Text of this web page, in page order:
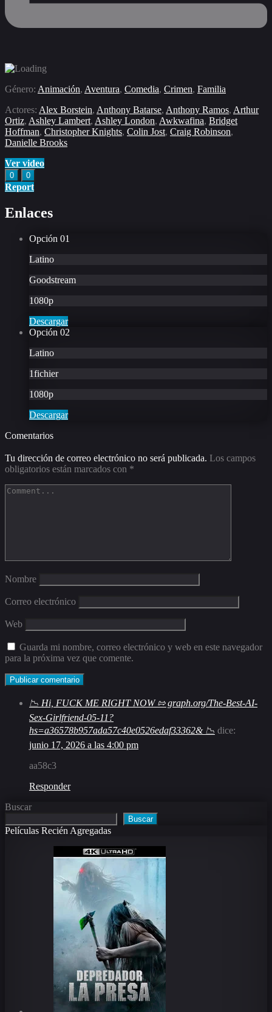
Género: Animación, Aventura, Comedia, Crimen, Familia
Actores: Alex Borstein, Anthony Batarse, Anthony Ramos, Arthur
Ortiz, Ashley Lambert, Ashley London, Awkwafina, Bridget
Hoffman, Christopher Knights, Colin Jost, Craig Robinson,
Danielle Brooks
Ver video
0 0
Report
Enlaces
Opción 01
Latino
Goodstream
1080p
Descargar
Opción 02
Latino
1fichier
1080p
Descargar
Comentarios
Tu dirección de correo electrónico no será publicada. Los campos
obligatorios están marcados con *
Nombre
Correo electrónico
Web
Guarda mi nombre, correo electrónico y web en este navegador
para la próxima vez que comente.
📉 Hi, FUСК ME RIGHT NOW ⇰ graph.org/The-Best-AI-
Sex-Girlfriend-05-11?
hs=a36578b957ada57c40e0526edaf33362& 📉 dice:
junio 17, 2026 a las 4:00 pm
aa58c3
Responder
Buscar
Buscar
Películas Recién Agregadas